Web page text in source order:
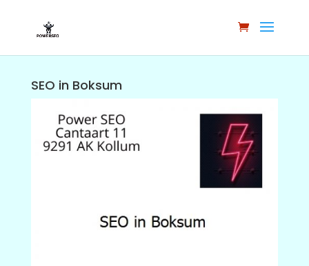
SEO in Boksum